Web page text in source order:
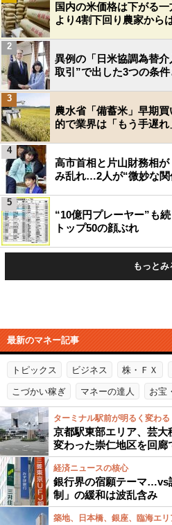
国内の米価格は下がる
より4割下回り農家から
異例の「日米協調為替
取引”で出した3つの条
2
農水省「備蓄米」早期
的で業界は「もう手遅れ
3
高市首相と片山財務相
み乱れ…2人が“微妙な関
4
“10億円プレーヤー”も
トップ50の顔ぶれ
5
もっとみ
最新のマネー記事
トピックス ビジネス 株・ＦＸ
こづかい稼ぎ マネーの達人 お宝
ターミナル駅前が明るく変わる
京都駅東部エリア、芸
変わった崇仁地区を回廊
経済ニュースの核心
銀行界の宿願テーマ…vs
制」の緩和は波乱含み
築地、日本橋、銀座、臨海エ